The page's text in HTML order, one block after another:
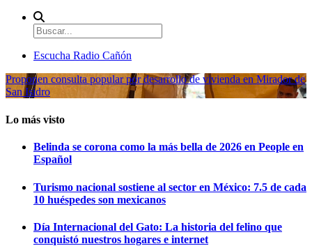
Escucha Radio Cañón
Proponen consulta popular por desarrollo de vivienda en Mirador de
San Isidro
Lo más visto
Belinda se corona como la más bella de 2026 en People en
Español
Turismo nacional sostiene al sector en México: 7.5 de cada
10 huéspedes son mexicanos
Día Internacional del Gato: La historia del felino que
conquistó nuestros hogares e internet